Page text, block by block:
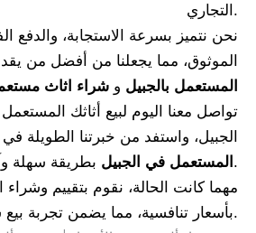
التجاري.
نحن نتميز بسرعة الاستجابة، والدفع
الموثوق، مما يجعلنا من أفضل من
المستعمل بالجبيل و شراء اثاث
تواصل معنا اليوم لبيع أثاثك
الجبيل، واستفد من خبرتنا الطويلة
المستعمل في الجبيل بطريقة سهلة وآمنة.
مهما كانت الحالة، نقوم بتقييم وشراء
بأسعار تنافسية، مما يضمن تجربة بيع سلسة وفعالة.